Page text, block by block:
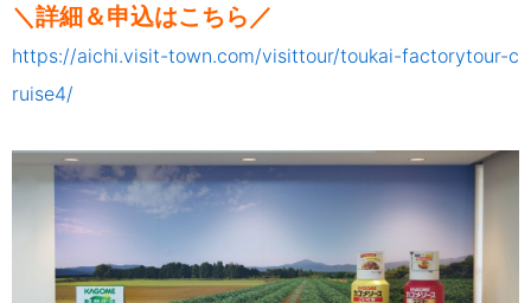
＼詳細＆申込はこちら／
https://aichi.visit-town.com/visittour/toukai-factorytour-c
ruise4/